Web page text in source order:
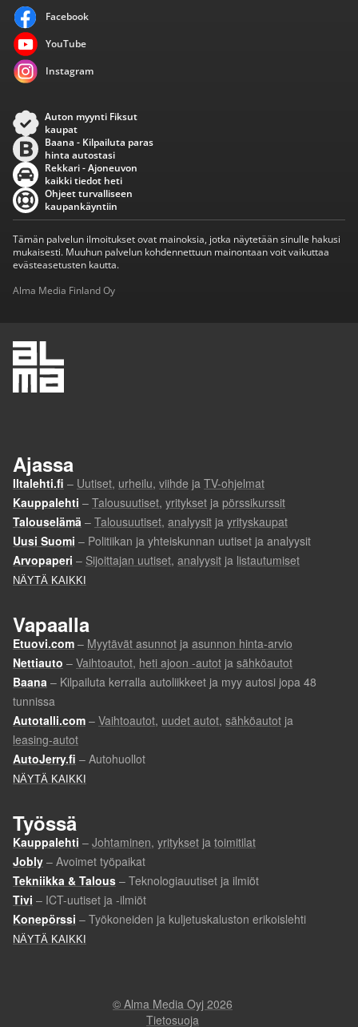
Facebook
YouTube
Instagram
Auton myynti Fiksut
kaupat
Baana - Kilpailuta paras
hinta autostasi
Rekkari - Ajoneuvon
kaikki tiedot heti
Ohjeet turvalliseen
kaupankäyntiin
Tämän palvelun ilmoitukset ovat mainoksia, jotka näytetään sinulle hakusi
mukaisesti. Muuhun palvelun kohdennettuun mainontaan voit vaikuttaa
evästeasetusten kautta.
Alma Media Finland Oy